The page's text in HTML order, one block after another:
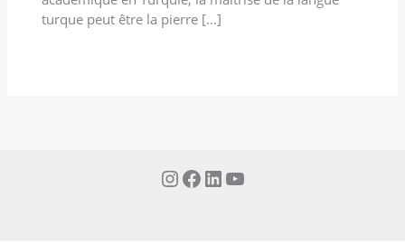
turque peut être la pierre […]